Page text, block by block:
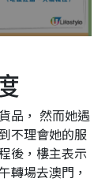
品， 然而她遇
不理會她的服
後，樓主表示
轉場去澳門，